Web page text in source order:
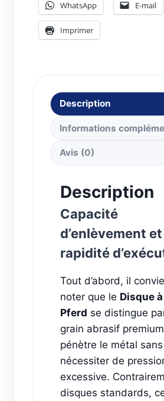
Ceramic
SGP
Steelox
WhatsApp E-mail
Imprimer
Description
Informations
Avis (0)
Description
Capacité
d’enlèvement et
rapidité
Tout d’abord, il
noter que le Disque
Pferd se distingue
grain abrasif
pénètre le métal sans
nécessiter de
excessive.
disques standards,